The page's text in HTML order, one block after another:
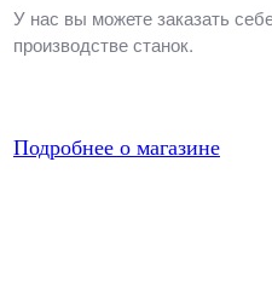
У нас вы можете заказать
производстве станок.
Подробнее о магазине